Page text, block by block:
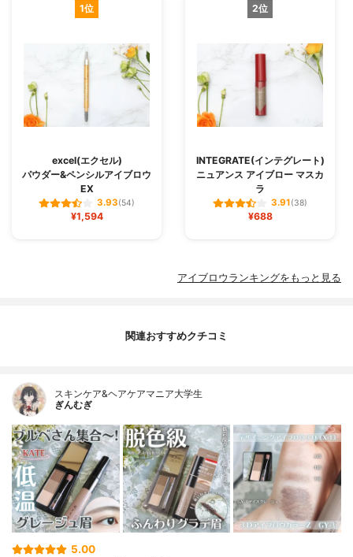
1位
excel(エクセル)
パウダー&ペンシルアイブロウ
EX
3.93(54)
¥1,594
2位
INTEGRATE(インテグレート)
ニュアンス アイブロー マスカ
ラ
3.91(38)
¥688
アイブロウランキングをもっと見る
関連おすすめクチコミ
スキンケア&ヘアケアマニア大学生
ぎんむぎ
5.00